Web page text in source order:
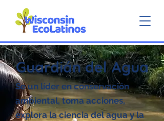
Guardián del Agua
Se un líder en conservación
ambiental, toma acciones,
explora la ciencia del agua y la